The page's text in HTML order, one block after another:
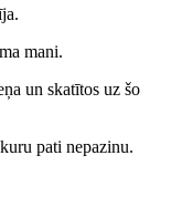
mani.
un skatītos uz šo
pati nepazinu.